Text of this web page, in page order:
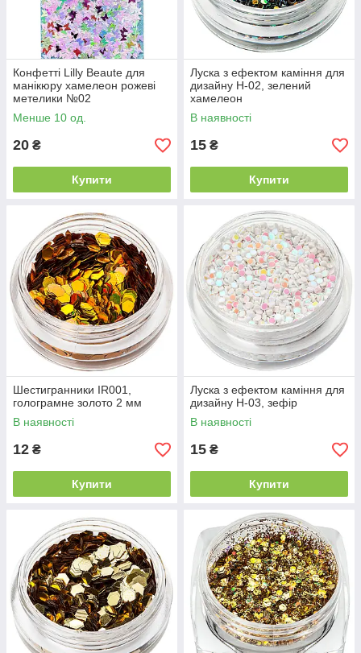
Конфетті Lilly Beaute для
манікюру хамелеон рожеві
метелики №02
Менше 10 од.
20 ₴
Купити
Луска з ефектом каміння для
дизайну H-02, зелений
хамелеон
В наявності
15 ₴
Купити
Шестигранники IR001,
голограмне золото 2 мм
В наявності
12 ₴
Купити
Луска з ефектом каміння для
дизайну H-03, зефір
В наявності
15 ₴
Купити